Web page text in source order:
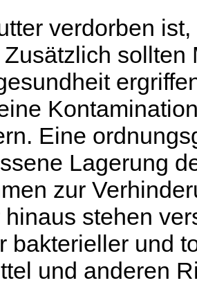
verdorben
sollten
Eine
Lagerung
zur
hinaus stehen
bakterieller und
und anderen